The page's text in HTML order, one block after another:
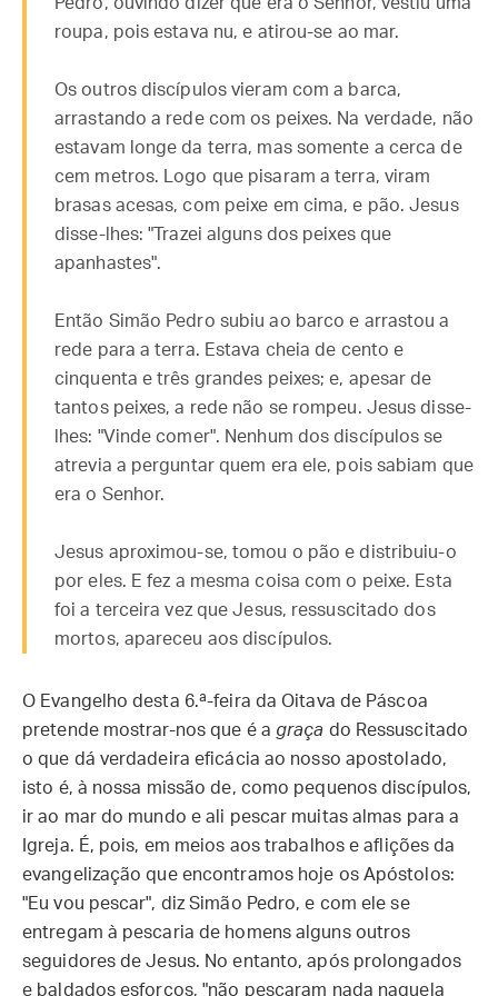
roupa, pois estava nu, e atirou-se ao mar.
Os outros discípulos vieram com a barca,
arrastando a rede com os peixes. Na verdade, não
estavam longe da terra, mas somente a cerca de
cem metros. Logo que pisaram a terra, viram
brasas acesas, com peixe em cima, e pão. Jesus
disse-lhes: "Trazei alguns dos peixes que
apanhastes".
Então Simão Pedro subiu ao barco e arrastou a
rede para a terra. Estava cheia de cento e
cinquenta e três grandes peixes; e, apesar de
tantos peixes, a rede não se rompeu. Jesus disse-
lhes: "Vinde comer". Nenhum dos discípulos se
atrevia a perguntar quem era ele, pois sabiam que
era o Senhor.
Jesus aproximou-se, tomou o pão e distribuiu-o
por eles. E fez a mesma coisa com o peixe. Esta
foi a terceira vez que Jesus, ressuscitado dos
mortos, apareceu aos discípulos.
O Evangelho desta 6.ª-feira da Oitava de Páscoa
pretende mostrar-nos que é a graça do Ressuscitado
o que dá verdadeira eficácia ao nosso apostolado,
isto é, à nossa missão de, como pequenos discípulos,
ir ao mar do mundo e ali pescar muitas almas para a
Igreja. É, pois, em meios aos trabalhos e aflições da
evangelização que encontramos hoje os Apóstolos:
"Eu vou pescar", diz Simão Pedro, e com ele se
entregam à pescaria de homens alguns outros
seguidores de Jesus. No entanto, após prolongados
e baldados esforços, "não pescaram nada naquela